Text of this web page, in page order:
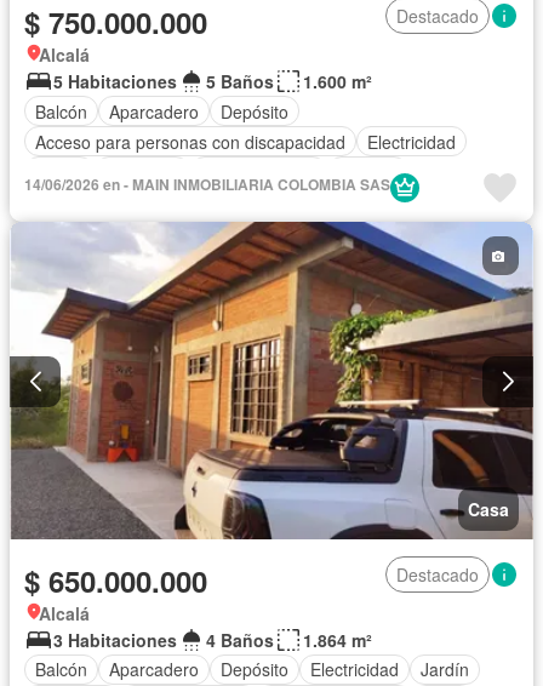
$ 750.000.000
Destacado
Alcalá
5 Habitaciones
5 Baños
1.600 m²
Balcón
Aparcadero
Depósito
Acceso para personas con discapacidad
Electricidad
Internet
14/06/2026 en - MAIN INMOBILIARIA COLOMBIA SAS
Casa
$ 650.000.000
Destacado
Alcalá
3 Habitaciones
4 Baños
1.864 m²
Balcón
Aparcadero Depósito Electricidad
Jardín